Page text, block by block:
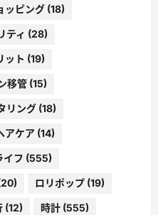
ッピング (18)
ティ (28)
ット (19)
移管 (15)
リング (18)
アケア (14)
イフ (555)
ロリポップ (19)
(12) 時計 (555)